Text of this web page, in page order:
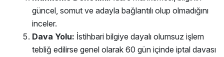
güncel, somut ve adayla bağlantılı olup olmadığını
inceler.
Dava Yolu: İstihbari bilgiye dayalı olumsuz işlem
tebliğ edilirse genel olarak 60 gün içinde iptal davası